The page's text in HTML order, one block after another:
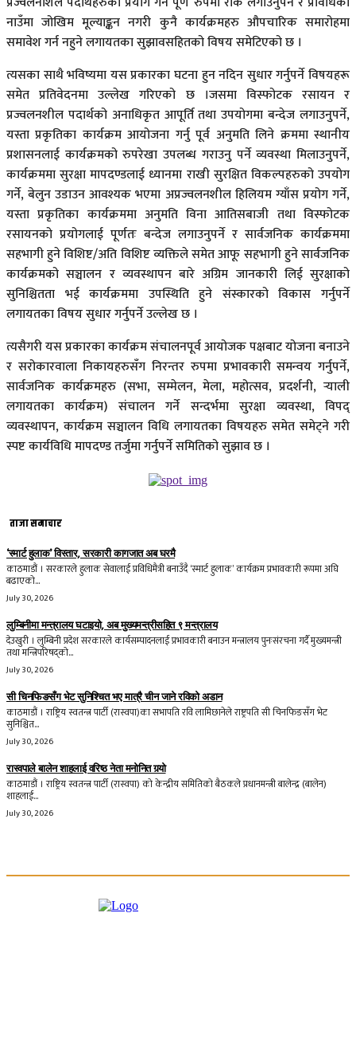
नाउँमा जोखिम मूल्याङ्कन नगरी कुनै कार्यक्रमहरु औपचारिक समारोहमा
समावेश गर्न नहुने लगायतका सुझावसहितको विषय समेटिएको छ ।
त्यसका साथै भविष्यमा यस प्रकारका घटना हुन नदिन सुधार गर्नुपर्ने विषयहरू
समेत प्रतिवेदनमा उल्लेख गरिएको छ ।जसमा विस्फोटक रसायन र
प्रज्वलनशील पदार्थको अनाधिकृत आपूर्ति तथा उपयोगमा बन्देज लगाउनुपर्ने,
यस्ता प्रकृतिका कार्यक्रम आयोजना गर्नु पूर्व अनुमति लिने क्रममा स्थानीय
प्रशासनलाई कार्यक्रमको रुपरेखा उपलब्ध गराउनु पर्ने व्यवस्था मिलाउनुपर्ने,
कार्यक्रममा सुरक्षा मापदण्डलाई ध्यानमा राखी सुरक्षित विकल्पहरुको उपयोग
गर्ने, बेलुन उडाउन आवश्यक भएमा अप्रज्वलनशील हिलियम ग्याँस प्रयोग गर्ने,
यस्ता प्रकृतिका कार्यक्रममा अनुमति विना आतिसबाजी तथा विस्फोटक
रसायनको प्रयोगलाई पूर्णतः बन्देज लगाउनुपर्ने र सार्वजनिक कार्यक्रममा
सहभागी हुने विशिष्ट/अति विशिष्ट व्यक्तिले समेत आफू सहभागी हुने सार्वजनिक
कार्यक्रमको सञ्चालन र व्यवस्थापन बारे अग्रिम जानकारी लिई सुरक्षाको
सुनिश्चितता भई कार्यक्रममा उपस्थिति हुने संस्कारको विकास गर्नुपर्ने
लगायतका विषय सुधार गर्नुपर्ने उल्लेख छ ।
त्यसैगरी यस प्रकारका कार्यक्रम संचालनपूर्व आयोजक पक्षबाट योजना बनाउने
र सरोकारवाला निकायहरुसँग निरन्तर रुपमा प्रभावकारी समन्वय गर्नुपर्ने,
सार्वजनिक कार्यक्रमहरु (सभा, सम्मेलन, मेला, महोत्सव, प्रदर्शनी, र्‍याली
लगायतका कार्यक्रम) संचालन गर्ने सन्दर्भमा सुरक्षा व्यवस्था, विपद्
व्यवस्थापन, कार्यक्रम सञ्चालन विधि लगायतका विषयहरु समेत समेट्ने गरी
स्पष्ट कार्यविधि मापदण्ड तर्जुमा गर्नुपर्ने समितिको सुझाव छ ।
ताजा समाचार
‘स्मार्ट हुलाक’ विस्तार, सरकारी कागजात अब घरमै
काठमाडौं । सरकारले हुलाक सेवालाई प्रविधिमैत्री बनाउँदै ‘स्मार्ट हुलाक’ कार्यक्रम प्रभावकारी रूपमा अघि
बढाएको...
July 30, 2026
लुम्बिनीमा मन्त्रालय घटाइयो, अब मुख्यमन्त्रीसहित ९ मन्त्रालय
देउखुरी । लुम्बिनी प्रदेश सरकारले कार्यसम्पादनलाई प्रभावकारी बनाउन मन्त्रालय पुनःसंरचना गर्दै मुख्यमन्त्री
तथा मन्त्रिपरिषद्को...
July 30, 2026
सी चिनफिङसँग भेट सुनिश्चित भए मात्रै चीन जाने रविको अडान
काठमाडौं । राष्ट्रिय स्वतन्त्र पार्टी (रास्वपा)का सभापति रवि लामिछानेले राष्ट्रपति सी चिनफिङसँग भेट
सुनिश्चित...
July 30, 2026
रास्वपाले बालेन शाहलाई वरिष्ठ नेता मनोनित गर्‍यो
काठमाडौं । राष्ट्रिय स्वतन्त्र पार्टी (रास्वपा) को केन्द्रीय समितिको बैठकले प्रधानमन्त्री बालेन्द्र (बालेन)
शाहलाई...
July 30, 2026